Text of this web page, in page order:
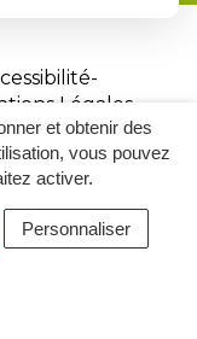
et obtenir des
vous pouvez
activer.
Personnaliser
ACCESSIBILITÉ
Légales